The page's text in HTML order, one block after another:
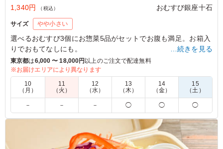
1,340円
（税込） おむすび銀座十石
サイズ やや小さい
選べるおむすび3個にお惣菜5品がセットでお腹も満足。お箱入
りでおもてなしにも。
銀座創業だから生まれた食感、「一度もにぎらない」銀座十石
こだわりのおむすび。
豊富なバリエーションからお好みのものを選ぶことができるた
め、こだわりを持った方にもご満足いただけること間違いなし
おむすびの種類は下記より3種選んで連絡事項にご記入くださ
い。(指定のない場合は店舗にお任せとなります)
紀州梅/明太子/鳥まよ/さけ/牛カルビ/梅ちりめん/季節のおむす
…続きを見る
東京都は6,000 〜 18,000円 以上のご注文で配達無料
※お届けエリアにより異なります
10
（月）
11
（火）
12
（水）
13
（木）
14
（金）
15
（土）
－ － － ◯ ◯ ◯